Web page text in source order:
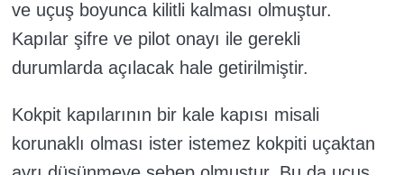
ve uçuş boyunca kilitli kalması olmuştur.
Kapılar şifre ve pilot onayı ile gerekli
durumlarda açılacak hale getirilmiştir.
Kokpit kapılarının bir kale kapısı misali
korunaklı olması ister istemez kokpiti uçaktan